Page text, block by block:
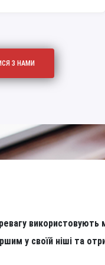
використовують
у своїй ніші та